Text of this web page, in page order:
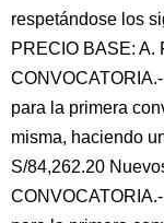
respetándose los
PRECIO BASE: A.
para la primera
misma, haciendo
S/84,262.20